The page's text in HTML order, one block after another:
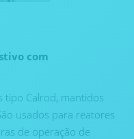
com
tipo Calrod, mantidos
usados para reatores
de operação de